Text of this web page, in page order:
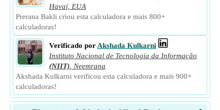
Havaí, EUA
Prerana Bakli criou esta calculadora e mais 800+
calculadoras!
Verificado por Akshada Kulkarni
Instituto Nacional de Tecnologia da Informação
(NIIT)
Neemrana
Akshada Kulkarni verificou esta calculadora e mais 900+
calculadoras!